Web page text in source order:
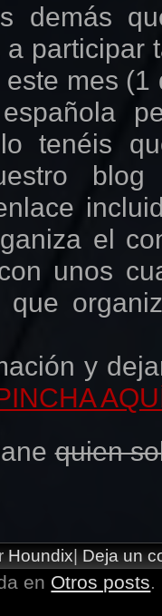
demás
participar
mes (1
tenéis
blog
el
unos
y
quien
Houndix Deja un
en Otros posts.